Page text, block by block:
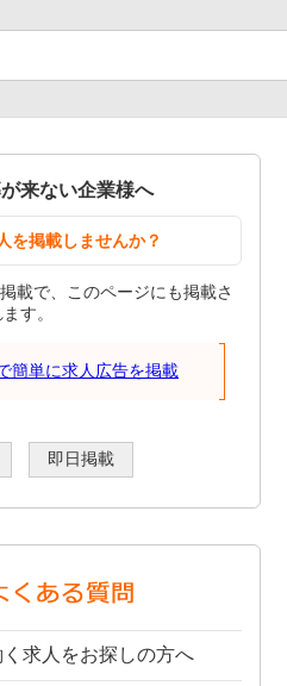
来ない企業様へ
を掲載しませんか？
載で、このページにも掲載さ
す。
簡単に求人広告を掲載
即日掲載
く求人をお探しの方へ